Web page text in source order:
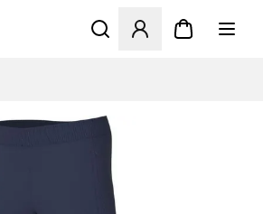
Åbner en Modal til at